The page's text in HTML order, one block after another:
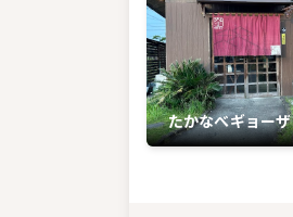
たかなべギョーザ